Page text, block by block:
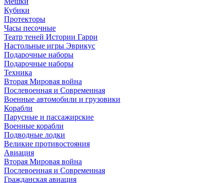
Кубики
Протекторы
Часы песочные
Театр теней Истории Гарри
Настольные игры Эврикус
Подарочные наборы
Подарочные наборы
Техника
Вторая Мировая война
Послевоенная и Современная
Военные автомобили и грузовики
Корабли
Парусные и пассажирские
Военные корабли
Подводные лодки
Великие противостояния
Авиация
Вторая Мировая война
Послевоенная и Современная
Гражданская авиация